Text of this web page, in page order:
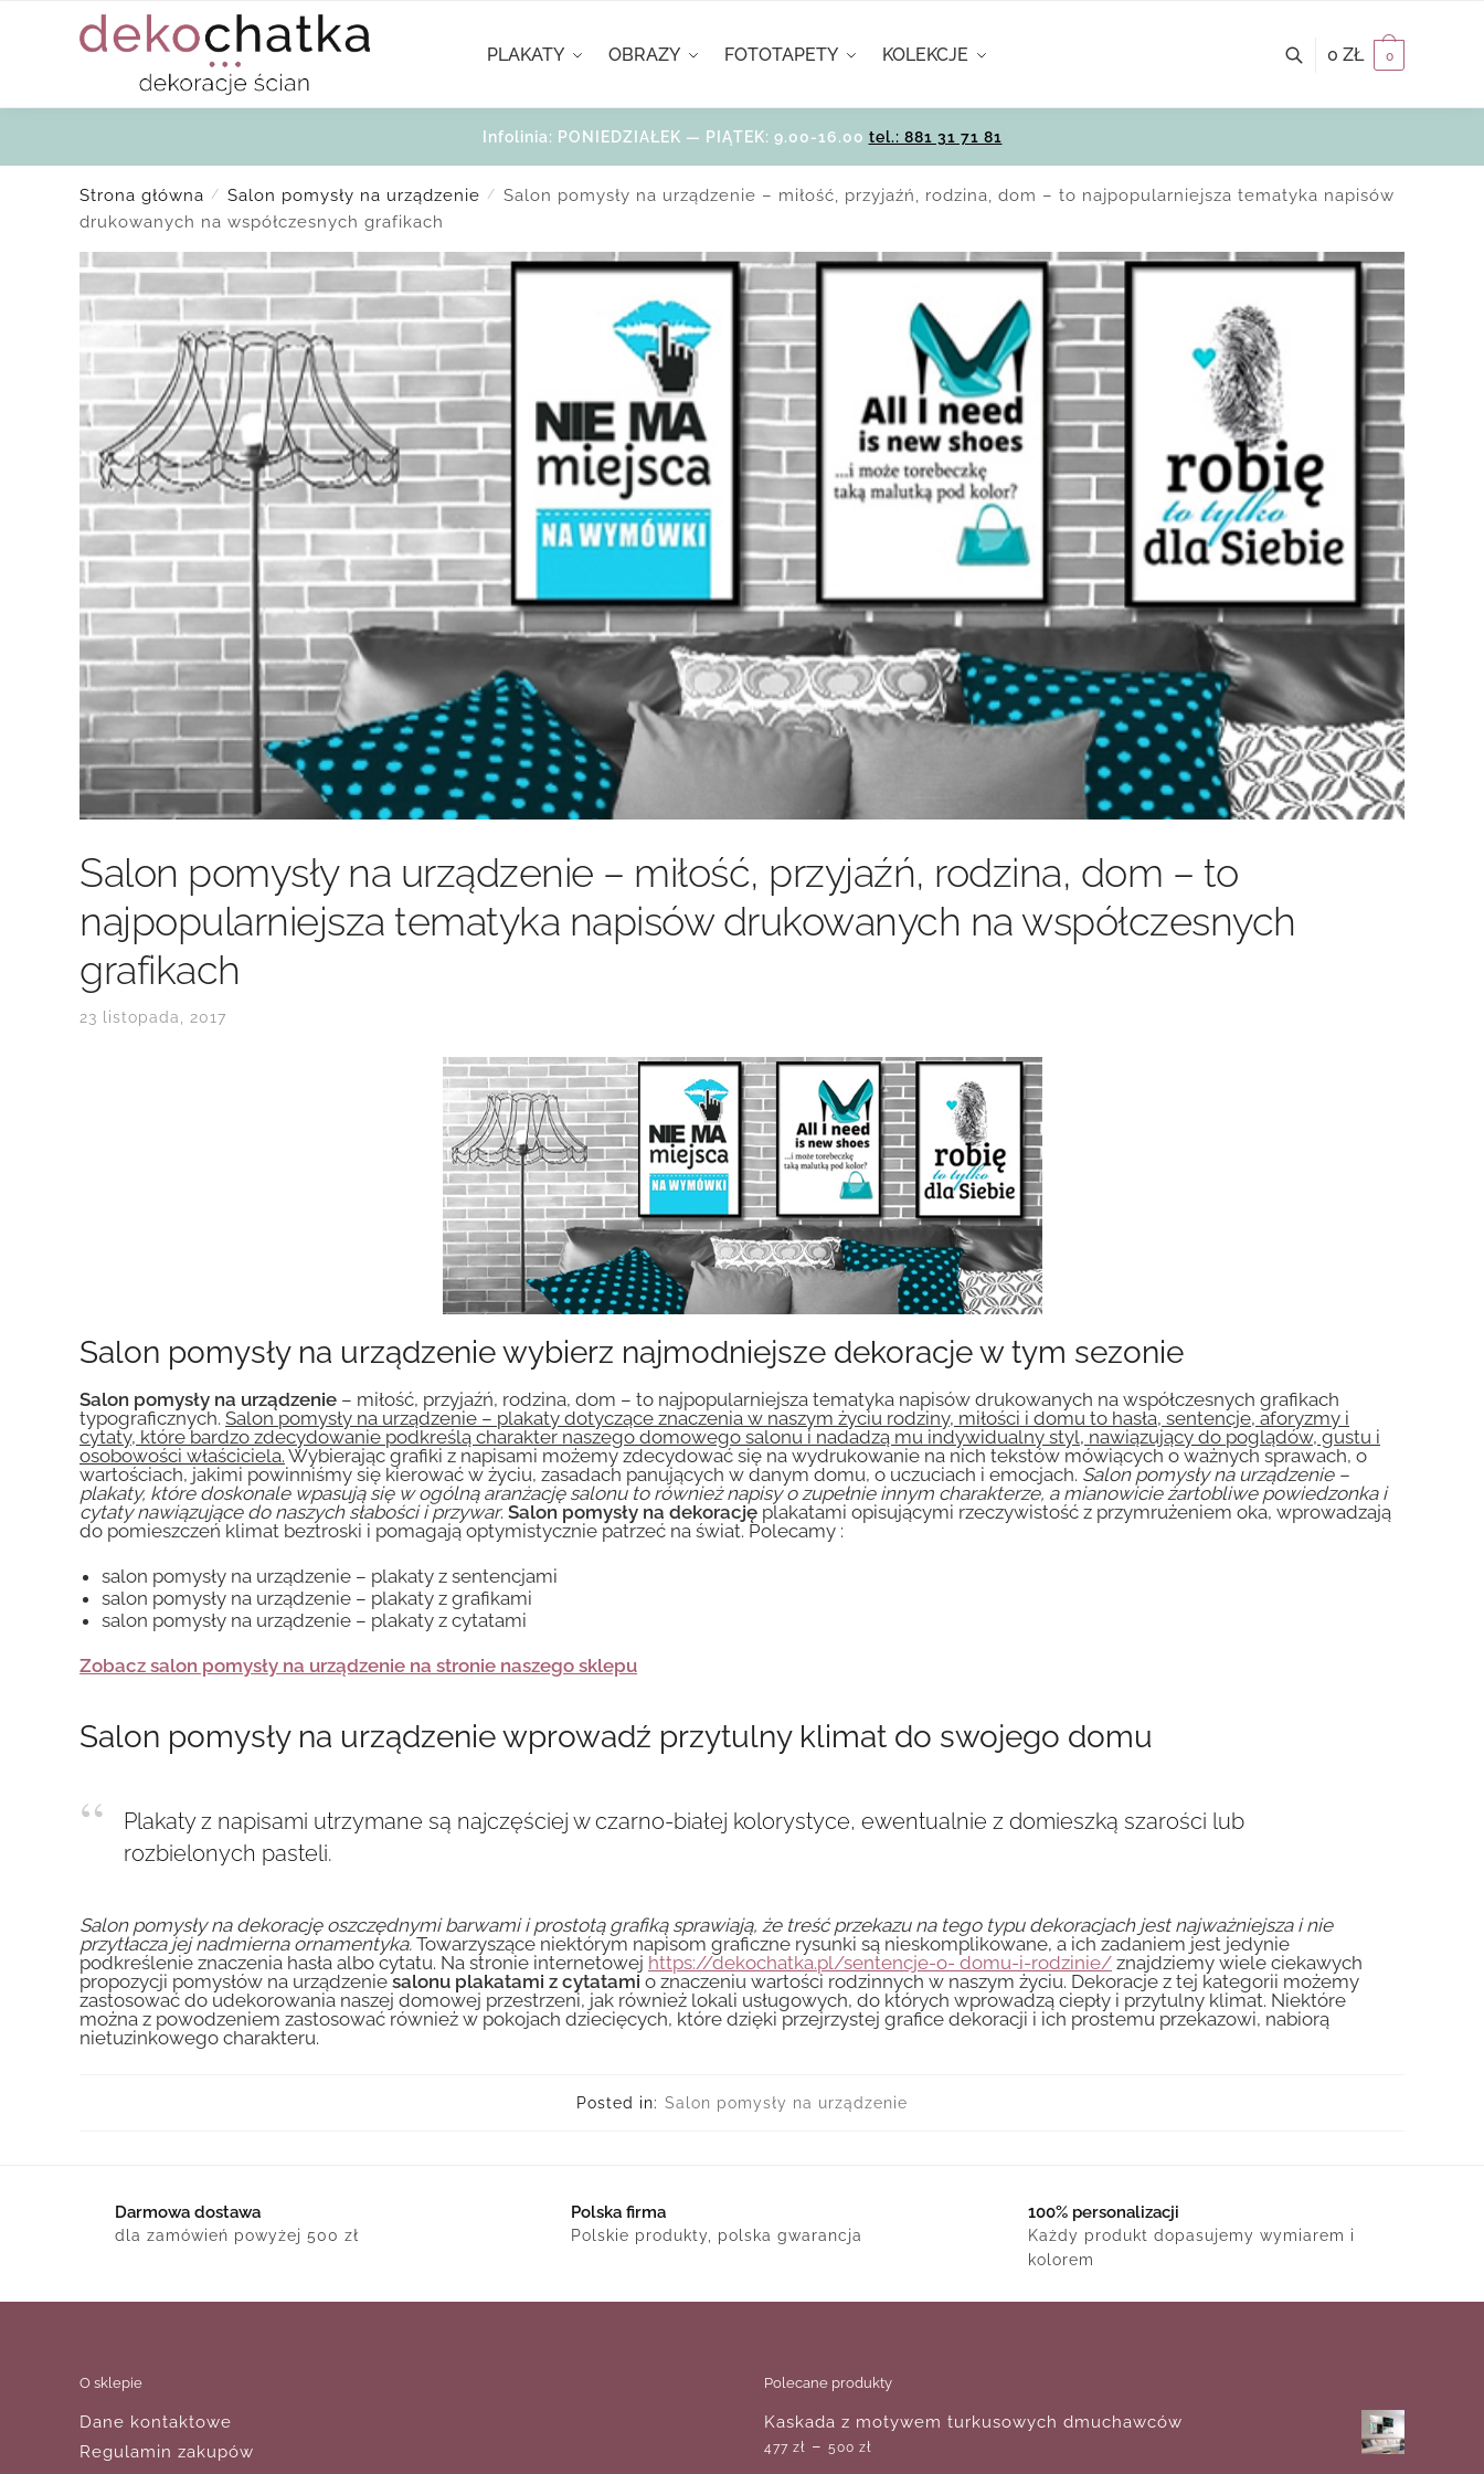
PLAKATY OBRAZY FOTOTAPETY KOLEKCJE 0 ZŁ 0
Infolinia: PONIEDZIAŁEK — PIĄTEK: 9.00-16.00 tel.: 881 31 71 81
Strona główna / Salon pomysły na urządzenie / Salon pomysły na urządzenie – miłość, przyjaźń, rodzina, dom – to najpopularniejsza tematyka napisów
drukowanych na współczesnych grafikach
Salon pomysły na urządzenie – miłość, przyjaźń, rodzina, dom – to
najpopularniejsza tematyka napisów drukowanych na współczesnych
grafikach
23 listopada, 2017
Salon pomysły na urządzenie wybierz najmodniejsze dekoracje w tym sezonie
Salon pomysły na urządzenie – miłość, przyjaźń, rodzina, dom – to najpopularniejsza tematyka napisów drukowanych na współczesnych grafikach
typograficznych. Salon pomysły na urządzenie – plakaty dotyczące znaczenia w naszym życiu rodziny, miłości i domu to hasła, sentencje, aforyzmy i
cytaty, które bardzo zdecydowanie podkreślą charakter naszego domowego salonu i nadadzą mu indywidualny styl, nawiązujący do poglądów, gustu i
osobowości właściciela. Wybierając grafiki z napisami możemy zdecydować się na wydrukowanie na nich tekstów mówiących o ważnych sprawach, o
wartościach, jakimi powinniśmy się kierować w życiu, zasadach panujących w danym domu, o uczuciach i emocjach. Salon pomysły na urządzenie –
plakaty, które doskonale wpasują się w ogólną aranżację salonu to również napisy o zupełnie innym charakterze, a mianowicie żartobliwe powiedzonka i
cytaty nawiązujące do naszych słabości i przywar. Salon pomysły na dekorację plakatami opisującymi rzeczywistość z przymrużeniem oka, wprowadzają
do pomieszczeń klimat beztroski i pomagają optymistycznie patrzeć na świat. Polecamy :
salon pomysły na urządzenie – plakaty z sentencjami
salon pomysły na urządzenie – plakaty z grafikami
salon pomysły na urządzenie – plakaty z cytatami
Zobacz salon pomysły na urządzenie na stronie naszego sklepu
Salon pomysły na urządzenie wprowadź przytulny klimat do swojego domu
Plakaty z napisami utrzymane są najczęściej w czarno-białej kolorystyce, ewentualnie z domieszką szarości lub
rozbielonych pasteli.
Salon pomysły na dekorację oszczędnymi barwami i prostotą grafiką sprawiają, że treść przekazu na tego typu dekoracjach jest najważniejsza i nie
przytłacza jej nadmierna ornamentyka. Towarzyszące niektórym napisom graficzne rysunki są nieskomplikowane, a ich zadaniem jest jedynie
podkreślenie znaczenia hasła albo cytatu. Na stronie internetowej https://dekochatka.pl/sentencje-o- domu-i-rodzinie/ znajdziemy wiele ciekawych
propozycji pomysłów na urządzenie salonu plakatami z cytatami o znaczeniu wartości rodzinnych w naszym życiu. Dekoracje z tej kategorii możemy
zastosować do udekorowania naszej domowej przestrzeni, jak również lokali usługowych, do których wprowadzą ciepły i przytulny klimat. Niektóre
można z powodzeniem zastosować również w pokojach dziecięcych, które dzięki przejrzystej grafice dekoracji i ich prostemu przekazowi, nabiorą
nietuzinkowego charakteru.
Posted in: Salon pomysły na urządzenie
Darmowa dostawa
dla zamówień powyżej 500 zł
Polska firma
Polskie produkty, polska gwarancja
100% personalizacji
Każdy produkt dopasujemy wymiarem i
kolorem
O sklepie
Dane kontaktowe
Regulamin zakupów
Polecane produkty
Kaskada z motywem turkusowych dmuchawców
477 zł – 500 zł